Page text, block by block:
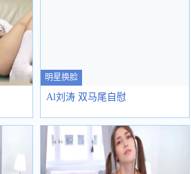
明星换脸
Al刘涛 双马尾自慰